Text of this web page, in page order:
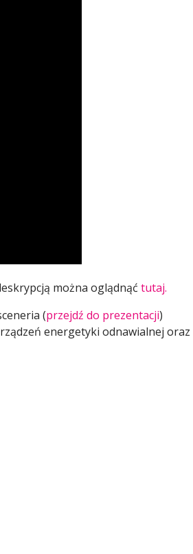
można oglądnąć tutaj.
(przejdź do prezentacji)
energetyki odnawialnej